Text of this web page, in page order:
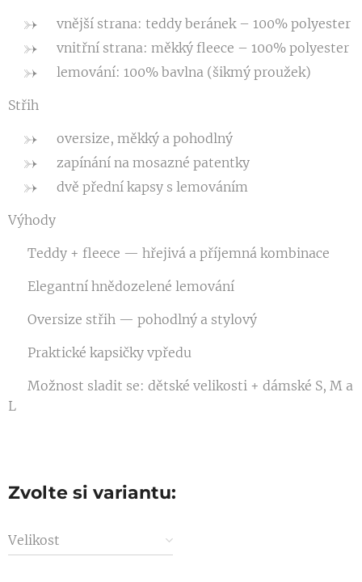
vnější strana: teddy beránek – 100% polyester
vnitřní strana: měkký fleece – 100% polyester
lemování: 100% bavlna (šikmý proužek)
Střih
oversize, měkký a pohodlný
zapínání na mosazné patentky
dvě přední kapsy s lemováním
Výhody
✔ Teddy + fleece — hřejivá a příjemná kombinace
✔ Elegantní hnědozelené lemování
✔ Oversize střih — pohodlný a stylový
✔ Praktické kapsičky vpředu
✔ Možnost sladit se: dětské velikosti + dámské S, M a
L
Zvolte si variantu:
Velikost